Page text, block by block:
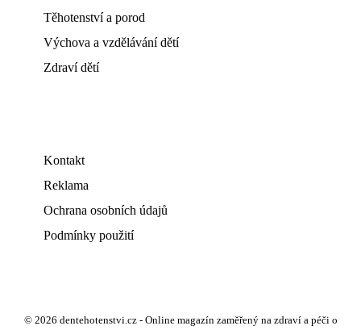
Těhotenství a porod
Výchova a vzdělávání dětí
Zdraví dětí
Kontakt
Reklama
Ochrana osobních údajů
Podmínky použití
© 2026 dentehotenstvi.cz - Online magazín zaměřený na zdraví a péči o